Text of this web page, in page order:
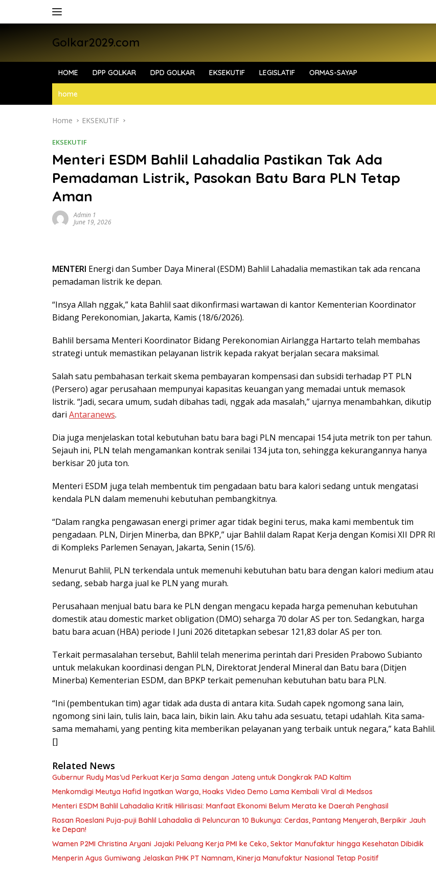
Golkar2029.com
HOME DPP GOLKAR DPD GOLKAR EKSEKUTIF LEGISLATIF ORMAS-SAYAP
home
Home EKSEKUTIF
EKSEKUTIF
Menteri ESDM Bahlil Lahadalia Pastikan Tak Ada
Pemadaman Listrik, Pasokan Batu Bara PLN Tetap
Aman
Admin 1
June 19, 2026
MENTERI Energi dan Sumber Daya Mineral (ESDM) Bahlil Lahadalia memastikan tak ada rencana
pemadaman listrik ke depan.
“Insya Allah nggak,” kata Bahlil saat dikonfirmasi wartawan di kantor Kementerian Koordinator
Bidang Perekonomian, Jakarta, Kamis (18/6/2026).
Bahlil bersama Menteri Koordinator Bidang Perekonomian Airlangga Hartarto telah membahas
strategi untuk memastikan pelayanan listrik kepada rakyat berjalan secara maksimal.
Salah satu pembahasan terkait skema pembayaran kompensasi dan subsidi terhadap PT PLN
(Persero) agar perusahaan mempunyai kapasitas keuangan yang memadai untuk memasok
listrik. “Jadi, secara umum, sudah dibahas tadi, nggak ada masalah,” ujarnya menambahkan, dikutip
dari Antaranews.
Dia juga menjelaskan total kebutuhan batu bara bagi PLN mencapai 154 juta metrik ton per tahun.
Sejauh ini, PLN telah mengamankan kontrak senilai 134 juta ton, sehingga kekurangannya hanya
berkisar 20 juta ton.
Menteri ESDM juga telah membentuk tim pengadaan batu bara kalori sedang untuk mengatasi
kendala PLN dalam memenuhi kebutuhan pembangkitnya.
“Dalam rangka pengawasan energi primer agar tidak begini terus, maka kami membentuk tim
pengadaan. PLN, Dirjen Minerba, dan BPKP,” ujar Bahlil dalam Rapat Kerja dengan Komisi XII DPR RI
di Kompleks Parlemen Senayan, Jakarta, Senin (15/6).
Menurut Bahlil, PLN terkendala untuk memenuhi kebutuhan batu bara dengan kalori medium atau
sedang, sebab harga jual ke PLN yang murah.
Perusahaan menjual batu bara ke PLN dengan mengacu kepada harga pemenuhan kebutuhan
domestik atau domestic market obligation (DMO) seharga 70 dolar AS per ton. Sedangkan, harga
batu bara acuan (HBA) periode I Juni 2026 ditetapkan sebesar 121,83 dolar AS per ton.
Terkait permasalahan tersebut, Bahlil telah menerima perintah dari Presiden Prabowo Subianto
untuk melakukan koordinasi dengan PLN, Direktorat Jenderal Mineral dan Batu bara (Ditjen
Minerba) Kementerian ESDM, dan BPKP terkait pemenuhan kebutuhan batu bara PLN.
“Ini (pembentukan tim) agar tidak ada dusta di antara kita. Sudah capek ngomong sana lain,
ngomong sini lain, tulis lain, baca lain, bikin lain. Aku tahu ada sesuatu, tetapi udahlah. Kita sama-
sama memahami, yang penting kita memberikan pelayanan yang terbaik untuk negara,” kata Bahlil.
[]
Related News
Gubernur Rudy Mas’ud Perkuat Kerja Sama dengan Jateng untuk Dongkrak PAD Kaltim
Menkomdigi Meutya Hafid Ingatkan Warga, Hoaks Video Demo Lama Kembali Viral di Medsos
Menteri ESDM Bahlil Lahadalia Kritik Hilirisasi: Manfaat Ekonomi Belum Merata ke Daerah Penghasil
Rosan Roeslani Puja-puji Bahlil Lahadalia di Peluncuran 10 Bukunya: Cerdas, Pantang Menyerah, Berpikir Jauh
ke Depan!
Wamen P2MI Christina Aryani Jajaki Peluang Kerja PMI ke Ceko, Sektor Manufaktur hingga Kesehatan Dibidik
Menperin Agus Gumiwang Jelaskan PHK PT Namnam, Kinerja Manufaktur Nasional Tetap Positif